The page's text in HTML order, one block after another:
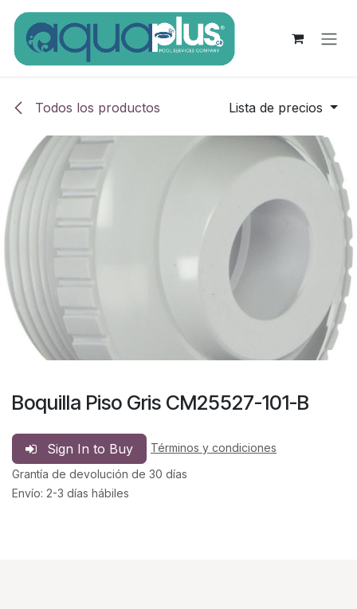
Ir al contenido
Todos los productos Lista de precios
Boquilla Piso Gris CM25527-101-B
Sign In to Buy
Términos y condiciones
Grantía de devolución de 30 días
Envío: 2-3 días hábiles